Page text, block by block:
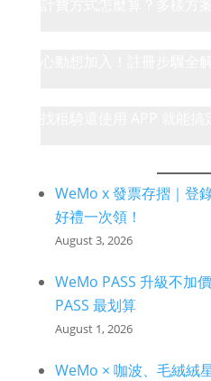
WeMo x 發票存摺｜登
好禮一次領！
August 3, 2026
WeMo PASS 升級不加
PASS 最划算
August 1, 2026
WeMo × 咖波、毛絨絨